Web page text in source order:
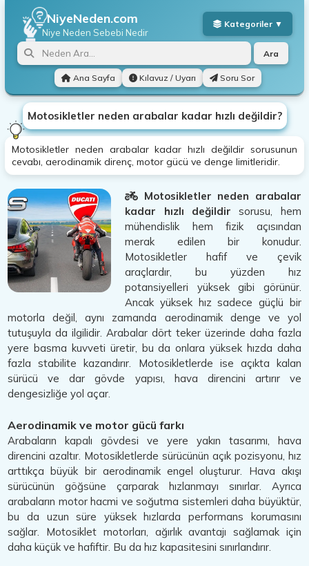
NiyeNeden.com
Niye Neden Sebebi Nedir
Ana Sayfa Kılavuz / Uyarı Soru Sor
Ara
Motosikletler neden arabalar kadar hızlı değildir?
Motosikletler neden arabalar kadar hızlı değildir sorusunun
cevabı, aerodinamik direnç, motor gücü ve denge limitleridir.
Motosikletler neden arabalar
kadar hızlı değildir sorusu, hem
mühendislik hem fizik açısından
merak edilen bir konudur.
Motosikletler hafif ve çevik
araçlardır, bu yüzden hız
potansiyelleri yüksek gibi görünür.
Ancak yüksek hız sadece güçlü bir
motorla değil, aynı zamanda aerodinamik denge ve yol
tutuşuyla da ilgilidir. Arabalar dört teker üzerinde daha fazla
yere basma kuvveti üretir, bu da onlara yüksek hızda daha
fazla stabilite kazandırır. Motosikletlerde ise açıkta kalan
sürücü ve dar gövde yapısı, hava direncini artırır ve
dengesizliğe yol açar.
Aerodinamik ve motor gücü farkı
Arabaların kapalı gövdesi ve yere yakın tasarımı, hava
direncini azaltır. Motosikletlerde sürücünün açık pozisyonu, hız
arttıkça büyük bir aerodinamik engel oluşturur. Hava akışı
sürücünün göğsüne çarparak hızlanmayı sınırlar. Ayrıca
arabaların motor hacmi ve soğutma sistemleri daha büyüktür,
bu da uzun süre yüksek hızlarda performans korumasını
sağlar. Motosiklet motorları, ağırlık avantajı sağlamak için
daha küçük ve hafiftir. Bu da hız kapasitesini sınırlandırır.